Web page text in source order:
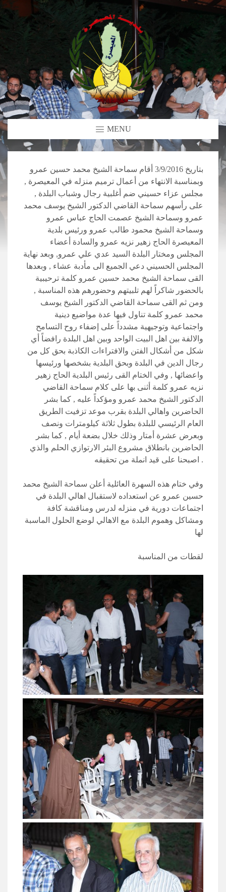
MENU
بتاريخ 3/9/2016 أقام سماحة الشيخ محمد حسين عمرو
وبمناسبة الانتهاء من أعمال ترميم منزله في المعيصرة ,
مجلس عزاء حسيني ضم أغلبية رجال وشباب البلدة ,
على رأسهم سماحة القاضي الدكتور الشيخ يوسف محمد
عمرو وسماحة الشيخ عصمت الحاج عباس عمرو
وسماحة الشيخ محمود طالب عمرو ورئيس بلدية
المعيصرة الحاج زهير نزيه عمرو والسادة أعضاء
المجلس ومختار البلدة السيد عدي علي عمرو, وبعد نهاية
المجلس الحسيني دعي الجميع الى مأدبة عشاء , وبعدها
القى سماحة الشيخ محمد حسين عمرو كلمة ترحيبية
بالحضور شاكراً لهم تلبيتهم وحضورهم هذه المناسبة ,
ومن ثم القى سماحة القاضي الدكتور الشيخ يوسف
محمد عمرو كلمة تناول فيها عدة مواضيع دينية
واجتماعية وتوجيهية مشدداً على إضفاء روح التسامح
والالفة بين اهل البيت الواحد وبين اهل البلدة رافضاً أي
شكل من أشكال الفتن والافتراءات الكاذبة بحق كل من
رجال الدين في البلدة وبحق البلدية بشخصها ورئيسها
واعضائها , وفي الختام القى رئيس البلدية الحاج زهير
نزيه عمرو كلمة أثنى بها على كلام سماحة القاضي
الدكتور الشيخ محمد عمرو ومؤكداً عليه , كما بشر
الحاضرين واهالي البلدة بقرب موعد تزفيت الطريق
العام الرئيسي للبلدة بطول ثلاثة كيلومترات ونصف
وبعرض عشرة أمتار وذلك خلال بضعة أيام , كما بشر
الحاضرين بانطلاق مشروع البئر الارتوازي الحلم والذي
اصبحنا على قيد انملة من تحقيقه .
وفي ختام هذه السهرة العائلية أعلن سماحة الشيخ محمد
حسين عمرو عن استعداده لاستقبال اهالي البلدة في
اجتماعات دورية في منزله لدرس ومناقشة كافة
ومشاكل وهموم البلدة مع الاهالي لوضع الحلول الماسبة
لها
لقطات من المناسبة